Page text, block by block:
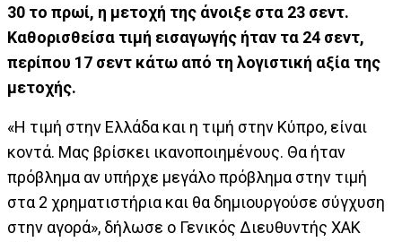
30 το πρωί, η μετοχή της άνοιξε στα 23 σεντ.
Καθορισθείσα τιμή εισαγωγής ήταν τα 24 σεντ,
περίπου 17 σεντ κάτω από τη λογιστική αξία της
μετοχής.
«Η τιμή στην Ελλάδα και η τιμή στην Κύπρο, είναι
κοντά. Μας βρίσκει ικανοποιημένους. Θα ήταν
πρόβλημα αν υπήρχε μεγάλο πρόβλημα στην τιμή
στα 2 χρηματιστήρια και θα δημιουργούσε σύγχυση
στην αγορά», δήλωσε ο Γενικός Διευθυντής ΧΑΚ